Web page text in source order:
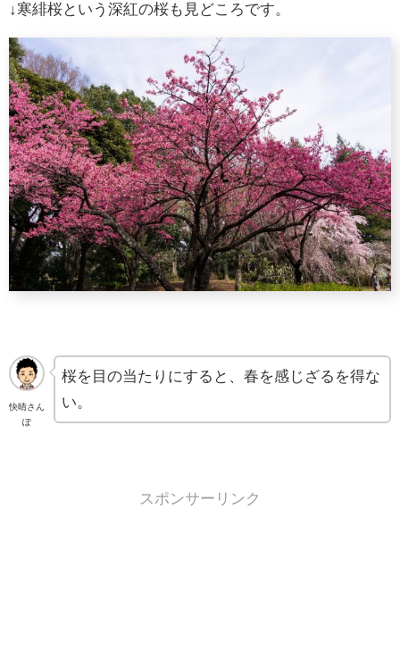
↓寒緋桜という深紅の桜も見どころです。
快晴さん
ぽ
桜を目の当たりにすると、春を感じざるを得な
い。
スポンサーリンク